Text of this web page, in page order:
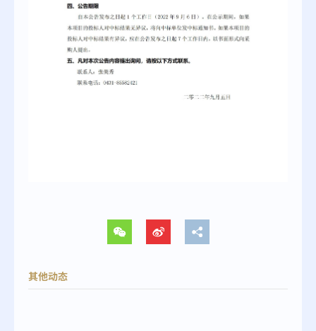
其他动态